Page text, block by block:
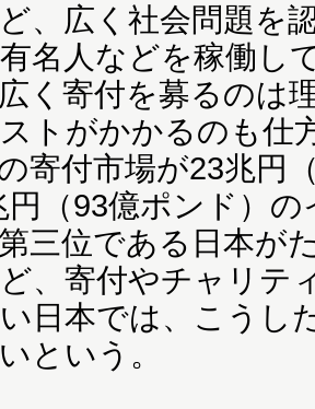
、広く社会問題を
名人などを稼働し
く寄付を募るのは
トがかかるのも仕
寄付市場が23兆円
円（93億ポンド）
三位である日本が
、寄付やチャリテ
日本では、こうし
という。